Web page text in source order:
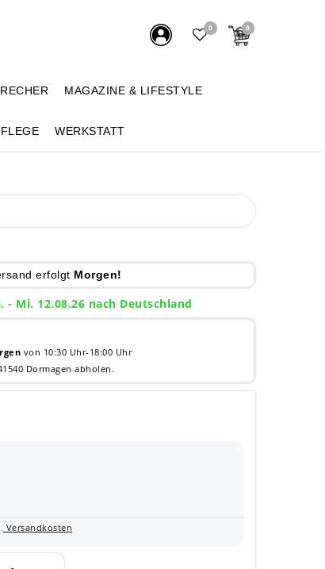
0 0
MAGAZINE & LIFESTYLE
WERKSTATT
erfolgt Morgen!
- Mi. 12.08.26 nach Deutschland
von 10:30 Uhr-18:00 Uhr
Dormagen abholen.
Versandkosten